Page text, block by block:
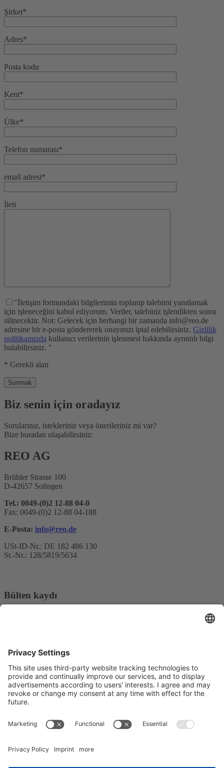
Şirket*
Adres*
Posta kodu
Kent*
Ülke*
Telefon numarası*
email adresi*
İleti
"İletişim formundaki bilgilerimin toplanıp talebimi yanıtlamak
için işleneceğini kabul ediyorum. Veriler, talebiniz işlendikten sonra
silinecektir. Not: Gelecek için herhangi bir zamanda info@reo.de
adresine bir e-posta göndererek onayınızı iptal edebilirsiniz. Gizlilik
politikamızda kullanıcı verilerinin işlenmesi hakkında ayrıntılı bilgi
bulabilirsiniz. "
* Gerekli alan
Biz senin için oradayız
Sorularınız, istekleriniz veya önerileriniz mi var?
Bize buradan ulaşabilirsiniz:
REO AG
Brühler Strasse 100
D-42657 Solingen
Tel.: 0049-(0)2 12-88 04-0
Fax: 0049-(0)2 12-88 04-188
E-Posta: info@reo.de
USt-ID-Nr.: DE 182 486 130
St.-Nr.: 128/5819/5634
Bülten kaydı
işlenmesi hakkında bilgilendirildiğimi onaylıyorum.
Pazarlama platformumuz olarak Sendinblue kullanıyoruz. Formu
doldurup göndererek, sağladığınız bilgilerinKullanım Koşullarına
uygun olarak işlenmek üzere Sendinblue'ya aktarılacağını kabul
edersiniz.
© Copyright - REO AG | Baskı
with ♥︎
LinkedIn